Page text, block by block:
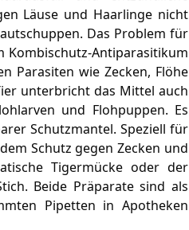
Läuse und Haarlinge nicht
Das Problem für
Kombischutz-Antiparasitikum
Parasiten wie Zecken, Flöhe
unterbricht das Mittel auch
und Flohpuppen. Es
Schutzmantel. Speziell für
Schutz gegen Zecken und
Tigermücke oder der
Beide Präparate sind als
Pipetten in Apotheken